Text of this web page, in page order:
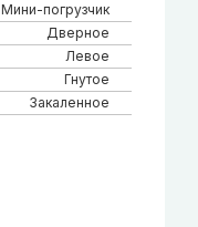
Мини-погрузчик
Дверное
Левое
Гнутое
Закаленное